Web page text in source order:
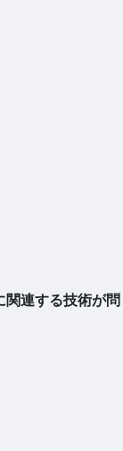
連する技術が問